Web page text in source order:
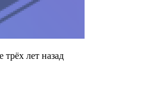
трёх лет назад